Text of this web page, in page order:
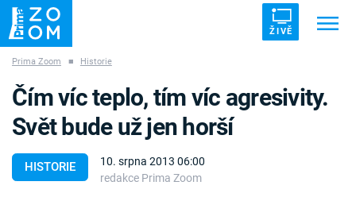
ŽIVĚ
ZÁHADY VETŘELCI DÁVNOVĚKU
Prima Zoom ■ Historie
HISTORIE
10. srpna 2013 06:00
redakce Prima Zoom
Čím víc teplo, tím víc agresivity.
Svět bude už jen horší